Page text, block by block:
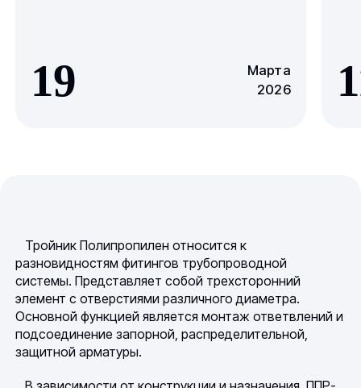
19
Марта
2026
Тройник Полипропилен относится к
разновидностям фитингов трубопроводной
системы. Представляет собой трехсторонний
элемент с отверстиями различного диаметра.
Основной функцией является монтаж ответвлений и
подсоединение запорной, распределительной,
защитной арматуры.